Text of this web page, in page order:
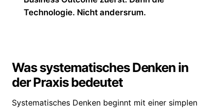
Technologie. Nicht andersrum.
Was systematisches Denken in
der Praxis bedeutet
Systematisches Denken beginnt mit einer simplen